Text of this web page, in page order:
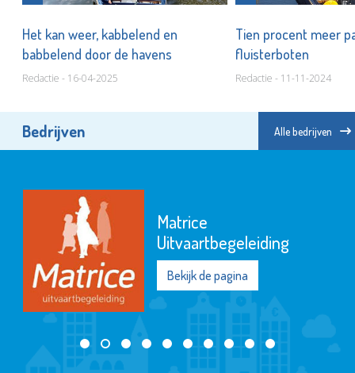
Het kan weer, kabbelend en
babbelend door de havens
Redactie - 16-04-2025
Tien procent meer
fluisterboten
Redactie - 11-11-2024
Bedrijven Alle bedrijven
Scholengemeenschap
Spieringshoek
Bekijk de pagina